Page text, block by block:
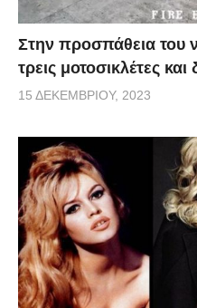
Στην προσπάθεια του
τρεις μοτοσικλέτες
15 ΔΕΚΕΜΒΡΊΟΥ, 2023